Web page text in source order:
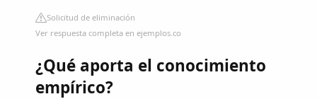
Solicitud de eliminación
Ver respuesta completa en ejemplos.co
¿Qué aporta el conocimiento
empírico?